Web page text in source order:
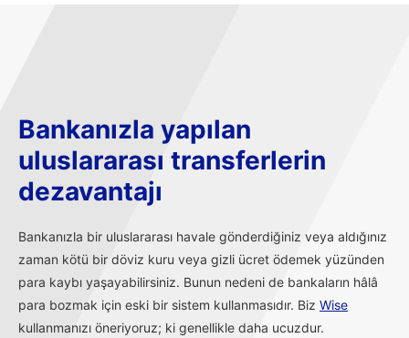
Bankanızla yapılan
uluslararası transferlerin
dezavantajı
Bankanızla bir uluslararası havale gönderdiğiniz veya aldığınız
zaman kötü bir döviz kuru veya gizli ücret ödemek yüzünden
para kaybı yaşayabilirsiniz. Bunun nedeni de bankaların hâlâ
para bozmak için eski bir sistem kullanmasıdır. Biz Wise
kullanmanızı öneriyoruz; ki genellikle daha ucuzdur.